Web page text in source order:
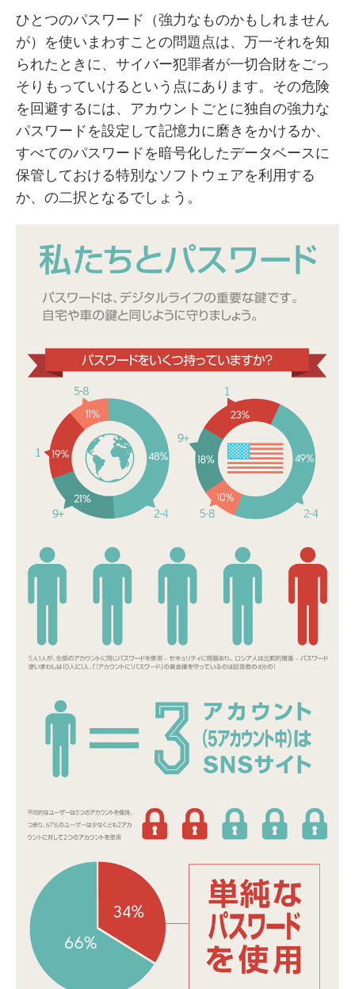
ひとつのパスワード（強力なものかもしれません
が）を使いまわすことの問題点は、万一それを知
られたときに、サイバー犯罪者が一切合財をごっ
そりもっていけるという点にあります。その危険
を回避するには、アカウントごとに独自の強力な
パスワードを設定して記憶力に磨きをかけるか、
すべてのパスワードを暗号化したデータベースに
保管しておける特別なソフトウェアを利用する
か、の二択となるでしょう。